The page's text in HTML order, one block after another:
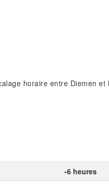
horaire entre Diemen et
-6 heures